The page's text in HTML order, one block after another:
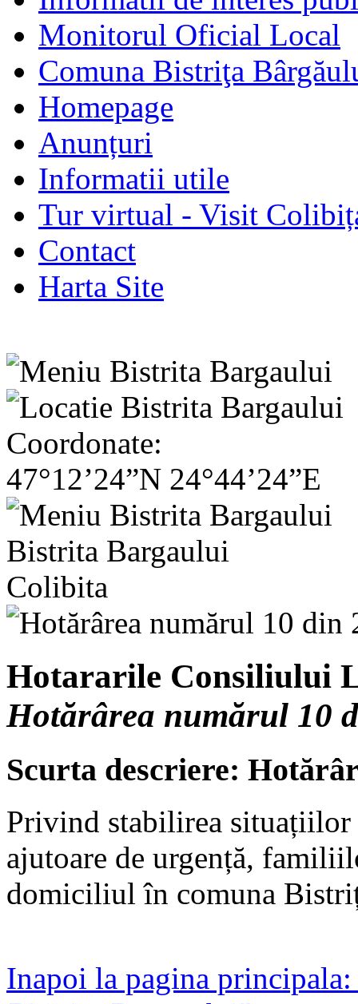
Monitorul Oficial Local
Comuna Bistriţa
Homepage
Anunțuri
Informatii utile
Tur virtual - Visit
Contact
Harta Site
Coordonate:
47°12’24”N 24°44’24”E
Bistrita Bargaului
Colibita
Hotararile Consiliului
Hotărârea numărul 10
Scurta descriere:
Privind stabilirea situațiilor
ajutoare de urgență,
domiciliul în comuna
Inapoi la pagina